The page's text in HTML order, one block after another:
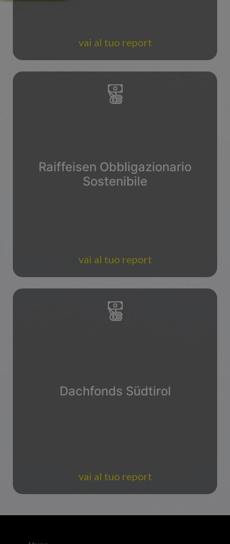
vai al tuo report
Raiffeisen Obbligazionario
Sostenibile
vai al tuo report
Dachfonds Südtirol
vai al tuo report